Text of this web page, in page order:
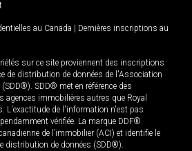
au Canada
Dernières inscriptions au
sur ce site proviennent des inscriptions
de distribution de données de l'Association
SDD® met en référence des
immobilières autres que Royal
L'exactitude de l'information n'est pas
vérifiée. La marque DDF®
de l’immobilier (ACI) et identifie le
distribution de données (SDD®).